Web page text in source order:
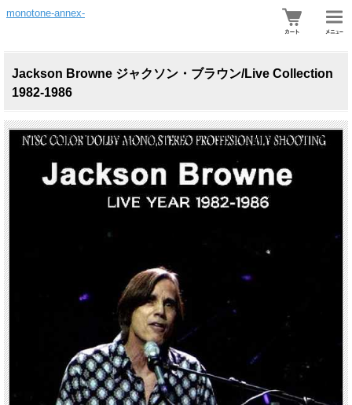
monotone-annex-
Jackson Browne ジャクソン・ブラウン/Live Collection
1982-1986